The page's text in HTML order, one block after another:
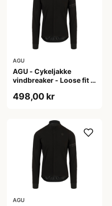
AGU
AGU - Cykeljakke
vindbreaker - Loose fit -
498,00 kr
AGU